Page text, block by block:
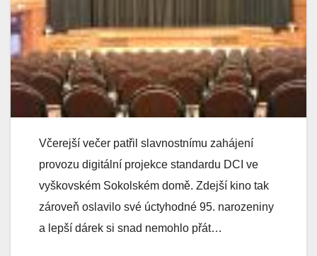
Včerejší večer patřil slavnostnímu zahájení
provozu digitální projekce standardu DCI ve
vyškovském Sokolském domě. Zdejší kino tak
zároveň oslavilo své úctyhodné 95. narozeniny
a lepší dárek si snad nemohlo přát…